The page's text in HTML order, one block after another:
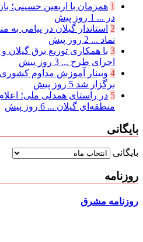
1 همزمان با اربعین حسینی؛
در ... 1 روز پیش
2 استاندار گیلان در پیامی
نماد ... 2 روز پیش
3 با همکاری توزیع برق گیلان
اجرای طرح ... 3 روز پیش
4 وبینار آموزش مداوم
برگزار شد 5 روز پیش
5 در راستای همدلی ملی؛
منطقه‌ای گیلان ... 6 روز پیش
بایگانی
بایگانی
روزنامه
روزنامه مشرق